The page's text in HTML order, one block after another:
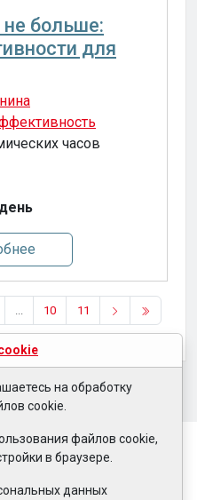
не больше:
для
часов
... 10 11
на обработку
cookie.
файлов cookie,
в браузере.
данных